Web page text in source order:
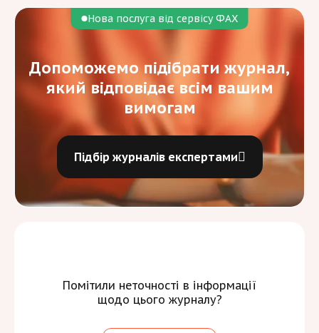
Помітили неточності в інформації
щодо цього журналу?
Нова послуга від сервісу ФАХ
Допоможемо підібрати журнал,
який відповідає всім вашим
вимогам
Підбір журналів експертами